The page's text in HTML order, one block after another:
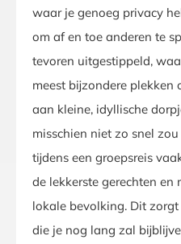
waar je genoeg privacy
om af en toe anderen te
tevoren uitgestippeld,
meest bijzondere plekken
aan kleine, idyllische
misschien niet zo snel
tijdens een groepsreis
de lekkerste gerechten en
lokale bevolking. Dit
die je nog lang zal